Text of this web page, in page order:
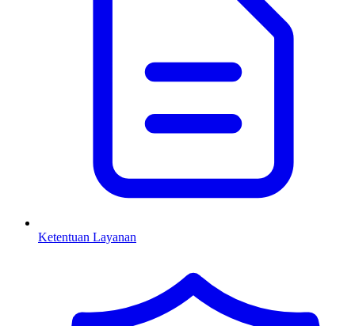
Ketentuan Layanan